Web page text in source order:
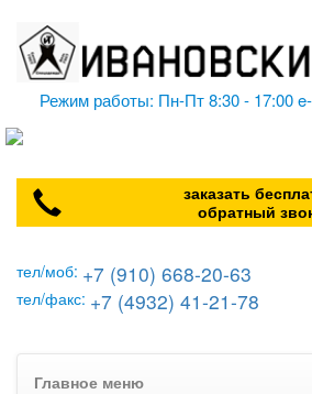
Режим работы: Пн-Пт 8:30 - 17:00
заказать
обратный
тел/моб: +7 (910) 668-20-63
тел/факс: +7 (4932) 41-21-78
Главное меню